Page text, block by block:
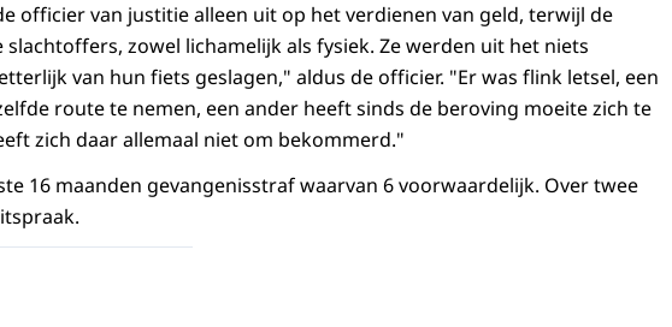
officier van justitie alleen uit op het verdienen van geld, terwijl de
zowel lichamelijk als fysiek. Ze werden uit het niets
van hun fiets geslagen," aldus de officier. "Er was flink letsel, een
route te nemen, een ander heeft sinds de beroving moeite zich te
zich daar allemaal niet om bekommerd."
16 maanden gevangenisstraf waarvan 6 voorwaardelijk. Over twee